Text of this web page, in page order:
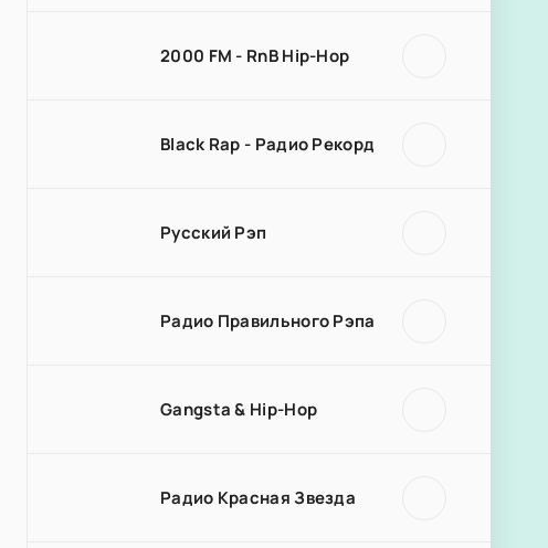
2000 FM - RnB Hip-Hop
Black Rap - Радио Рекорд
Русский Рэп
Радио Правильного Рэпа
Gangsta & Hip-Hop
Радио Красная Звезда